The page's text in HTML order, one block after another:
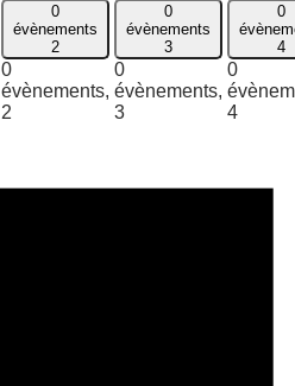
0
évènements
2
0
évènements,
2
0
évènements
3
0
évènements,
3
0
4
0
4